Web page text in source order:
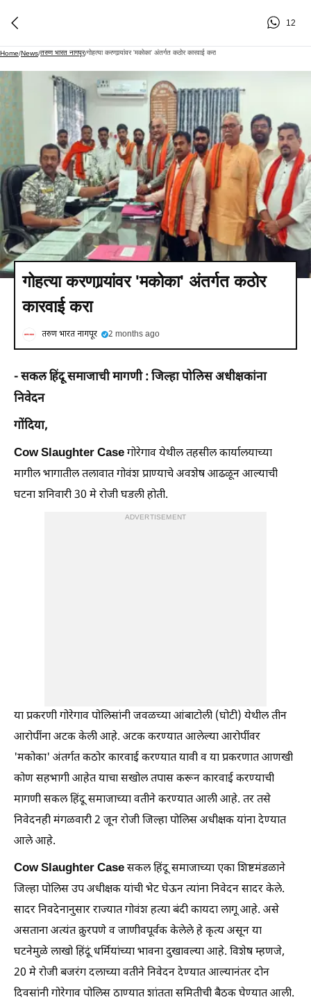
12
Home/News/तरुण भारत नागपूर/गोहत्या करणाार्‍यांवर 'मकोका' अंतर्गत कठोर कारवाई करा
गोहत्या करणाार्‍यांवर 'मकोका' अंतर्गत कठोर
कारवाई करा
तरुण भारत नागपूर 2 months ago
- सकल हिंदू समाजाची मागणी : जिल्हा पोलिस अधीक्षकांना
निवेदन
गोंदिया,
Cow Slaughter Caseगोरेगाव येथील तहसील कार्यालयाच्या
मागील भागातील तलावात गोवंश प्राण्याचे अवशेष आढळून आल्याची
घटना शनिवारी 30 मे रोजी घडली होती.
ADVERTISEMENT
या प्रकरणी गोरेगाव पोलिसांनी जवळच्या आंबाटोली (घोटी) येथील तीन
आरोपींना अटक केली आहे. अटक करण्यात आलेल्या आरोपींवर
'मकोका' अंतर्गत कठोर कारवाई करण्यात यावी व या प्रकरणात आणखी
कोण सहभागी आहेत याचा सखोल तपास करून कारवाई करण्याची
मागणी सकल हिंदू समाजाच्या वतीने करण्यात आली आहे. तर तसे
निवेदनही मंगळवारी 2 जून रोजी जिल्हा पोलिस अधीक्षक यांना देण्यात
आले आहे.
Cow Slaughter Caseसकल हिंदू समाजाच्या एका शिष्टमंडळाने
जिल्हा पोलिस उप अधीक्षक यांची भेट घेऊन त्यांना निवेदन सादर केले.
सादर निवदेनानुसार राज्यात गोवंश हत्या बंदी कायदा लागू आहे. असे
असताना अत्यंत क्रुरपणे व जाणीवपूर्वक केलेले हे कृत्य असून या
घटनेमुळे लाखो हिंदूं धर्मियांच्या भावना दुखावल्या आहे. विशेष म्हणजे,
20 मे रोजी बजरंग दलाच्या वतीने निवेदन देण्यात आल्यानंतर दोन
दिवसांनी गोरेगाव पोलिस ठाण्यात शांतता समितीची बैठक घेण्यात आली.